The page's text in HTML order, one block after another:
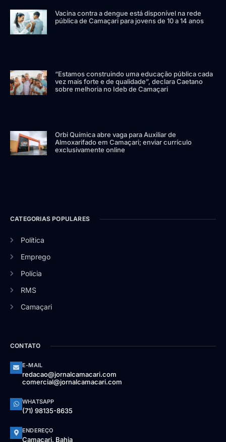
Vacina contra a dengue está disponível na rede
pública de Camaçari para jovens de 10 a 14 anos
“Estamos construindo uma educação pública cada
vez mais forte e de qualidade”, declara Caetano
sobre melhoria no Ideb de Camaçari
Orbi Química abre vaga para Auxiliar de
Almoxarifado em Camaçari; enviar currículo
exclusivamente online
CATEGORIAS POPULARES
Política
Emprego
Polícia
RMS
Camaçari
CONTATO
E-MAIL
redacao@jornalcamacari.com
comercial@jornalcamacari.com
WHATSAPP
(71) 98135-8635
ENDEREÇO
Camaçari, Bahia